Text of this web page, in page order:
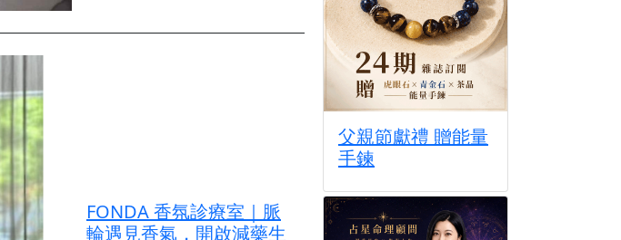
FONDA 香氛診療室｜脈
輪遇見香氣，開啟減藥生
父親節獻禮 贈能量
手鍊